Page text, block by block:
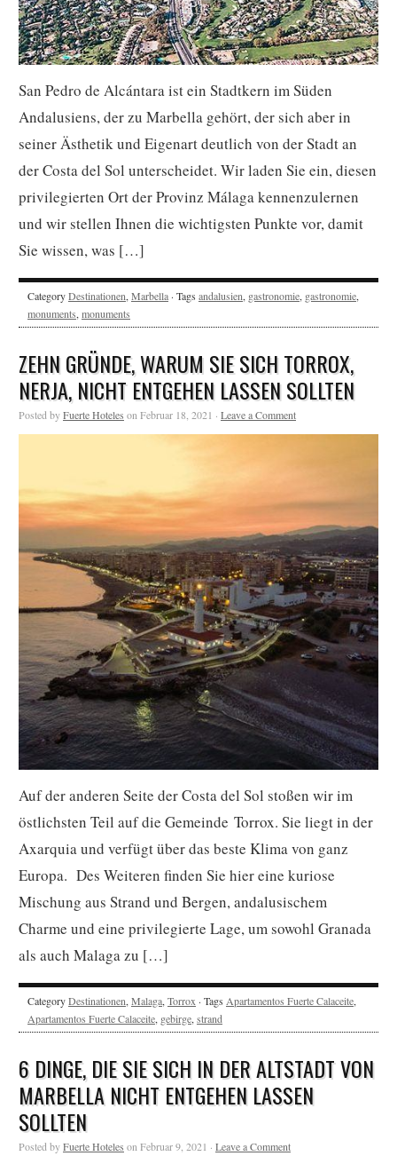
San Pedro de Alcántara ist ein Stadtkern im Süden
Andalusiens, der zu Marbella gehört, der sich aber in
seiner Ästhetik und Eigenart deutlich von der Stadt an
der Costa del Sol unterscheidet. Wir laden Sie ein, diesen
privilegierten Ort der Provinz Málaga kennenzulernen
und wir stellen Ihnen die wichtigsten Punkte vor, damit
Sie wissen, was […]
CategoryDestinationen, Marbella · Tags andalusien, gastronomie, gastronomie,
monuments, monuments
ZEHN GRÜNDE, WARUM SIE SICH TORROX,
NERJA, NICHT ENTGEHEN LASSEN SOLLTEN
Posted byFuerte Hoteles on Februar 18, 2021 · Leave a Comment
Auf der anderen Seite der Costa del Sol stoßen wir im
östlichsten Teil auf die Gemeinde Torrox. Sie liegt in der
Axarquia und verfügt über das beste Klima von ganz
Europa. Des Weiteren finden Sie hier eine kuriose
Mischung aus Strand und Bergen, andalusischem
Charme und eine privilegierte Lage, um sowohl Granada
als auch Malaga zu […]
CategoryDestinationen,Malaga,Torrox · Tags Apartamentos Fuerte Calaceite,
Apartamentos Fuerte Calaceite, gebirge,strand
6 DINGE, DIE SIE SICH IN DER ALTSTADT VON
MARBELLA NICHT ENTGEHEN LASSEN
SOLLTEN
Posted byFuerte Hoteles on Februar 9, 2021 · Leave a Comment